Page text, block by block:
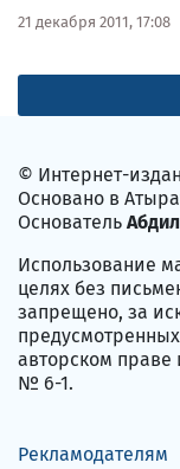
трагедией для
21 декабря 2011, 17:08
© Интернет-
Основано в
Основатель
Использование
целях без
запрещено, за
авторском праве
№ 6-1.
Рекламодателям